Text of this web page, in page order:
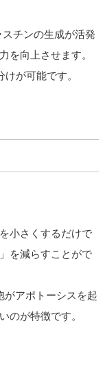
チンの生成が活発
を向上させます。
が可能です。
小さくするだけで
を減らすことがで
アポトーシスを起
のが特徴です。